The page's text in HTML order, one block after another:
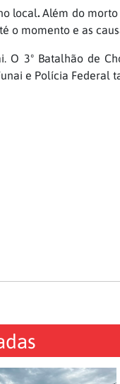
local. Além do
o momento e as
3º Batalhão de
e Polícia Federal